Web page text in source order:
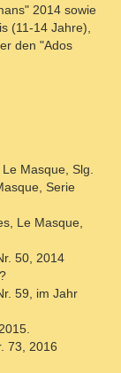
2014 sowie
(11-14 Jahre),
den "Ados
Masque, Slg.
Serie
Le Masque,
50, 2014
59, im Jahr
73, 2016